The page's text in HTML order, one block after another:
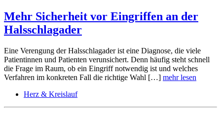
Mehr Sicherheit vor Eingriffen an der
Halsschlagader
Eine Verengung der Halsschlagader ist eine Diagnose, die viele
Patientinnen und Patienten verunsichert. Denn häufig steht schnell
die Frage im Raum, ob ein Eingriff notwendig ist und welches
Verfahren im konkreten Fall die richtige Wahl […] mehr lesen
Herz & Kreislauf